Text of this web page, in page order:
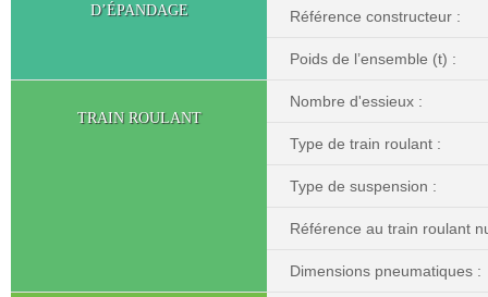
D’ÉPANDAGE
Référence constructeur :
Poids de l’ensemble (t) :
TRAIN ROULANT
Nombre d'essieux :
Type de train roulant :
Type de suspension :
Référence au train roulant
Dimensions pneumatiques :